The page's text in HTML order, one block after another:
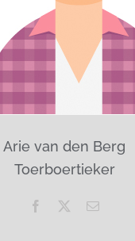
Arie van den Berg
Toerboertieker